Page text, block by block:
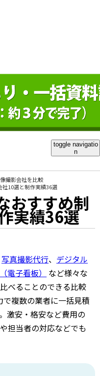
toggle navigatio
n
撮影会社を比較
社10選と制作実績36選
おすすめ制
実績36選
写真撮影代行、 デジタル
電子看板）
など様々な
べることのできる比較
複数の業者に一括見積
激安・格安など費用の
担当者の対応などでも